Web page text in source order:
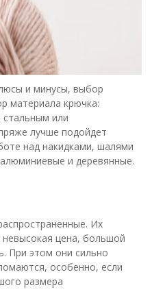
и минусы, выбор
материала крючка:
стальным или
лучше подойдет
над накидками, шалями
и деревянные.
Их
цена, большой
При этом они сильно
особенно, если
размера